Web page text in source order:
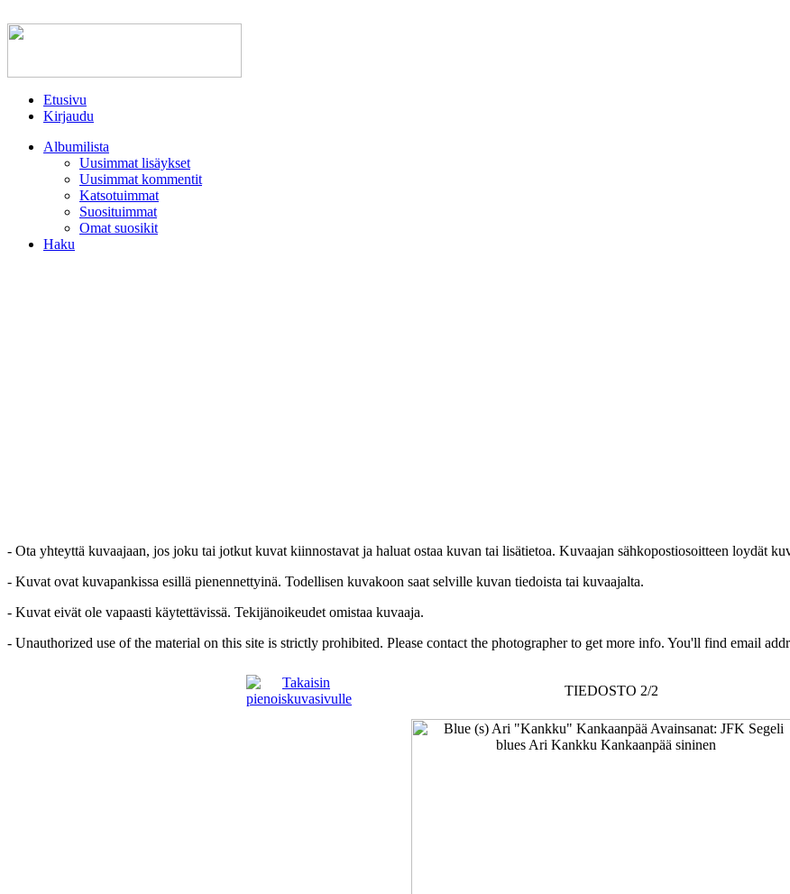
Etusivu
Kirjaudu
Albumilista
Uusimmat lisäykset
Uusimmat kommentit
Katsotuimmat
Suosituimmat
Omat suosikit
Haku
- Ota yhteyttä kuvaajaan, jos joku tai jotkut kuvat kiinnostavat ja haluat ostaa kuvan tai lisätietoa. Kuvaajan sähkopostiosoitteen loydät
- Kuvat ovat kuvapankissa esillä pienennettyinä. Todellisen kuvakoon saat selville kuvan tiedoista tai kuvaajalta.
- Kuvat eivät ole vapaasti käytettävissä. Tekijänoikeudet omistaa kuvaaja.
- Unauthorized use of the material on this site is strictly prohibited. Please contact the photographer to get more info. You'll find email
TIEDOSTO 2/2